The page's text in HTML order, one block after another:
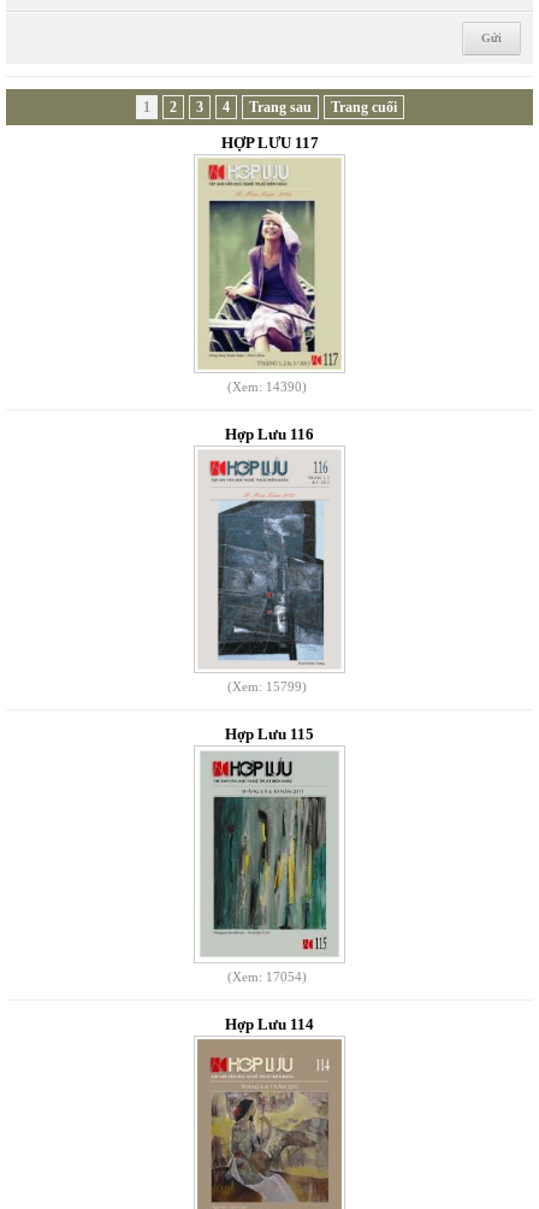
1 2 3 4 Trang sau Trang cuối
HỢP LƯU 117
(Xem: 14390)
Hợp Lưu 116
(Xem: 15799)
Hợp Lưu 115
(Xem: 17054)
Hợp Lưu 114